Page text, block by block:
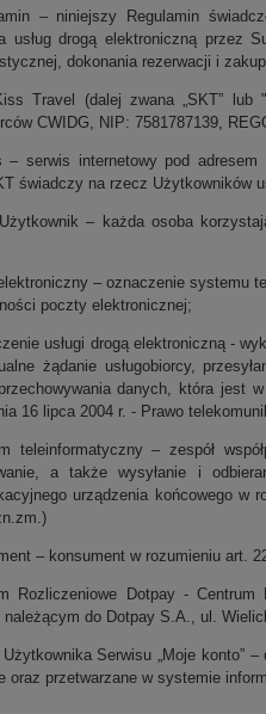
– niniejszy Regulamin
usług drogą elektroniczną przez
dokonania rezerwacji i
Travel (dalej zwana „SKT” lub
CWIDG, NIP: 7581787139,
– serwis internetowy pod adresem
świadczy na rzecz Użytkowników
– każda osoba
– oznaczenie systemu
poczty elektronicznej;
usługi drogą elektroniczną -
żądanie usługobiorcy,
danych, która jest
16 lipca 2004 r. - Prawo
teleinformatyczny – zespół
a także wysyłanie i
urządzenia końcowego
– konsument w rozumieniu art.
Rozliczeniowe Dotpay -
należącym do Dotpay S.A., ul.
Serwisu „Moje konto”
oraz przetwarzane w systemie